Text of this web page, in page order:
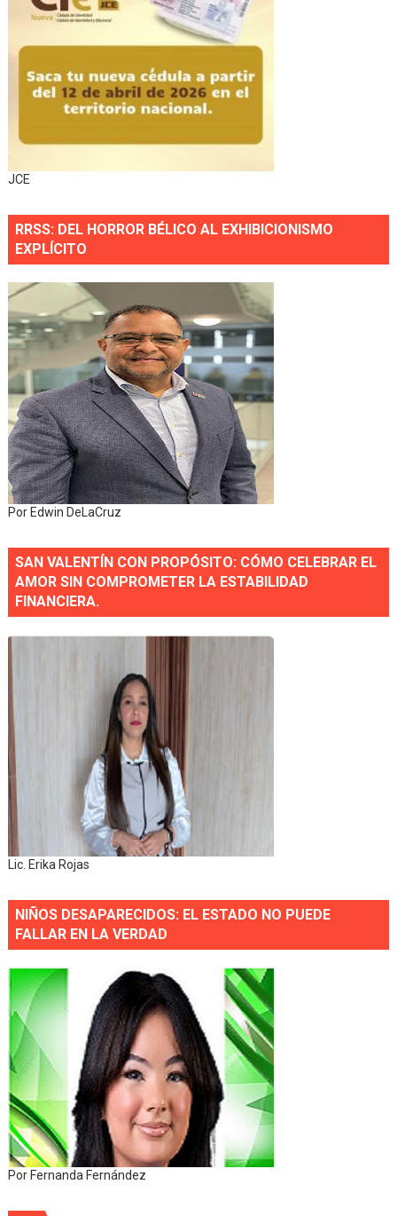
JCE
RRSS: DEL HORROR BÉLICO AL EXHIBICIONISMO
EXPLÍCITO
Por Edwin DeLaCruz
SAN VALENTÍN CON PROPÓSITO: CÓMO CELEBRAR EL
AMOR SIN COMPROMETER LA ESTABILIDAD
FINANCIERA.
Lic. Erika Rojas
NIÑOS DESAPARECIDOS: EL ESTADO NO PUEDE
FALLAR EN LA VERDAD
Por Fernanda Fernández